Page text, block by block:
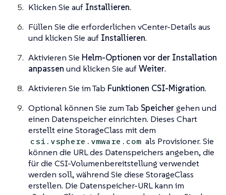
Klicken Sie auf Installieren.
Füllen Sie die erforderlichen vCenter-Details aus
und klicken Sie auf Installieren.
Aktivieren Sie Helm-Optionen vor der Installation
anpassen und klicken Sie aufWeiter.
Aktivieren Sie im Tab Funktionen CSI-Migration.
Optional können Sie zum Tab Speichergehen und
einen Datenspeicher einrichten. Dieses Chart
erstellt eine StorageClass mit dem
csi.vsphere.vmware.com als Provisioner. Sie
können die URL des Datenspeichers angeben, die
für die CSI-Volumenbereitstellung verwendet
werden soll, während Sie diese StorageClass
erstellen. Die Datenspeicher-URL kann im